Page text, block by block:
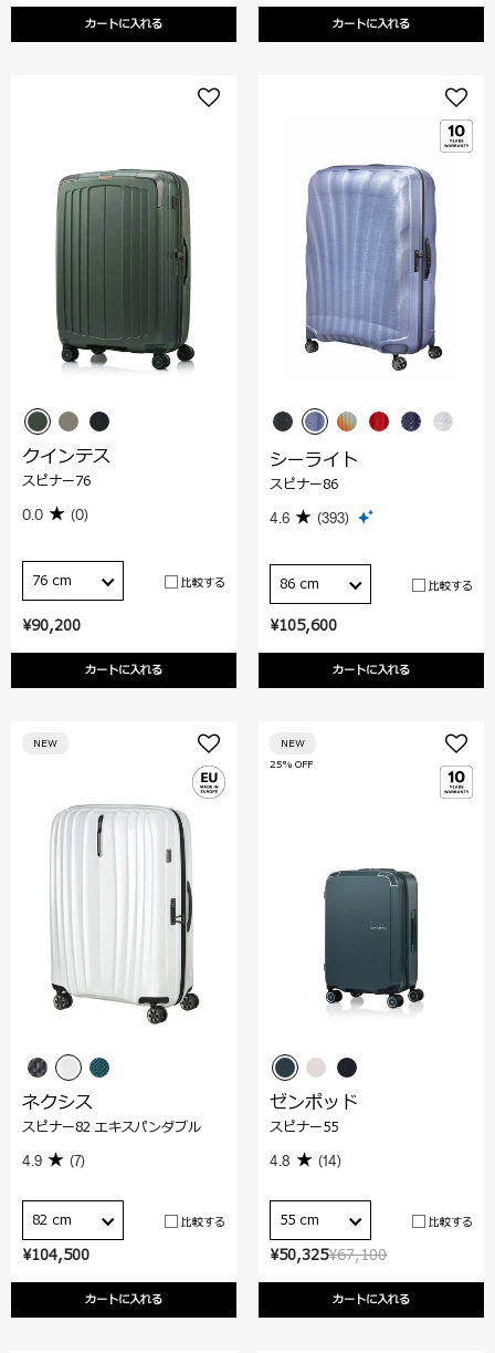
カートに入れる カートに入れる
¥90,200
カートに入れる
クインテス
スピナー76
0.0 (0)
76 cm 比較する
¥105,600
カートに入れる
シーライト
スピナー86
4.6 (393)
86 cm 比較する
¥104,500
カートに入れる
NEW
ネクシス
スピナー82 エキスパンダブル
4.9 (7)
82 cm 比較する
¥67,100
¥50,325
カートに入れる
25% OFF
NEW
ゼンポッド
スピナー55
4.8 (14)
55 cm 比較する